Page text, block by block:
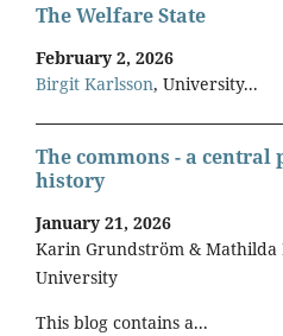
The Welfare State
February 2, 2026
Birgit Karlsson, University...
The commons - a
history
January 21, 2026
Karin Grundström & Mathilda
University
This blog contains a...